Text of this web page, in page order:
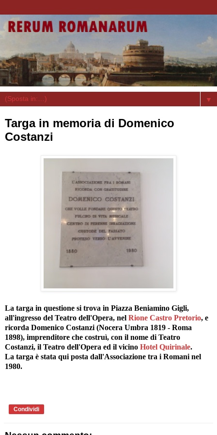
▼
Targa in memoria di Domenico
Costanzi
La targa in questione si trova in Piazza Beniamino Gigli,
all'ingresso del Teatro dell'Opera, nel Rione Castro Pretorio, e
ricorda Domenico Costanzi (Nocera Umbra 1819 - Roma
1898), imprenditore che costruì, con il nome di Teatro
Costanzi, il Teatro dell'Opera ed il vicino Hotel Quirinale.
La targa è stata qui posta dall'Associazione tra i Romani nel
1980.
Condividi